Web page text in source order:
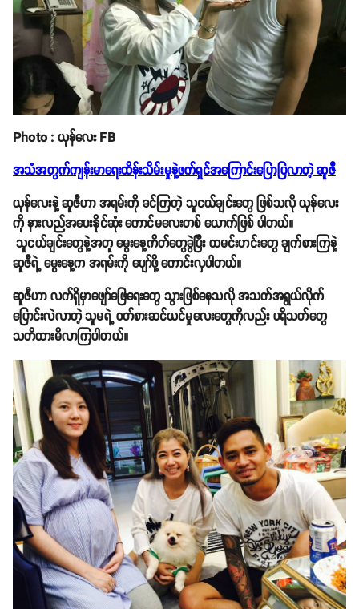
Photo : ယုန်လေး FB
အသံအတွက်ကျန်းမာရေးထိန်းသိမ်းမှုနဲ့ဖက်ရှင်အကြောင်းပြောပြလာတဲ့ ဆူဇီ
ယုန်လေးနဲ့ ဆူဇီဟာ အရမ်းကို ခင်ကြတဲ့ သူငယ်ချင်းတွေ ဖြစ်သလို ယုန်လေး
ကို နားလည်အပေးနိုင်ဆုံး ကောင်မလေးတစ် ယောက်ဖြစ် ပါတယ်။
သူငယ်ချင်းတွေနဲ့အတူ မွေးနေ့ကိတ်တွေခွဲပြီး ထမင်းဟင်းတွေ ချက်စားကြနဲ့
ဆူဇီရဲ့ မွေးနေ့က အရမ်းကို ပျော်ဖို့ ကောင်းလှပါတယ်။
ဆူဇီဟာ လက်ရှိမှာဖျော်ဖြေရေးတွေ သွားဖြစ်နေသလို အသက်အရွယ်လိုက်
ပြောင်းလဲလာတဲ့ သူမရဲ့ ဝတ်စားဆင်ယင်မှုလေးတွေကိုလည်း ပရိသတ်တွေ
သတိထားမိလာကြပါတယ်။